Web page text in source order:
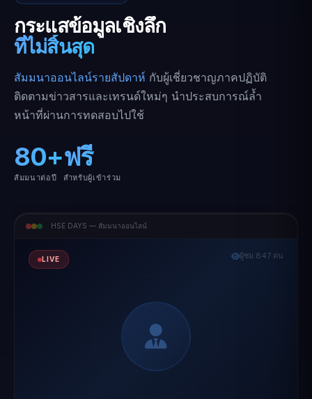
กระแสข้อมูลเชิงลึก
ที่ไม่สิ้นสุด
สัมมนาออนไลน์รายสัปดาห์ กับผู้เชี่ยวชาญภาคปฏิบัติ
ติดตามข่าวสารและเทรนด์ใหม่ๆ นำประสบการณ์ล้ำ
หน้าที่ผ่านการทดสอบไปใช้
80+
สัมมนาต่อปี
ฟรี
สำหรับผู้เข้าร่วม
HSE DAYS — สัมมนาออนไลน์
LIVE ผู้ชม 847 คน